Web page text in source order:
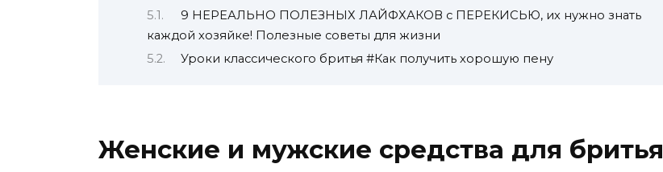
9 НЕРЕАЛЬНО ПОЛЕЗНЫХ ЛАЙФХАКОВ с ПЕРЕКИСЬЮ, их нужно знать
каждой хозяйке! Полезные советы для жизни
Уроки классического бритья #Как получить хорошую пену
Женские и мужские средства для бритья